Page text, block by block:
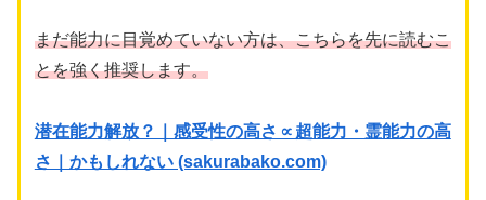
まだ能力に目覚めていない方は、こちらを先に読むこ
とを強く推奨します。
潜在能力解放？｜感受性の高さ∝超能力・霊能力の高
さ｜かもしれない (sakurabako.com)